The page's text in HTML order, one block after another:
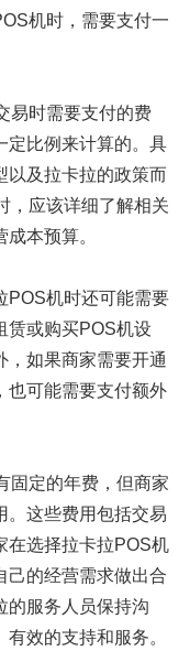
机时，需要支付一
易时需要支付的费
定比例来计算的。具
以及拉卡拉的政策而
，应该详细了解相关
本预算。
POS机时还可能需要
赁或购买POS机设
，如果商家需要开通
也可能需要支付额外
固定的年费，但商家
。这些费用包括交易
在选择拉卡拉POS机
己的经营需求做出合
的服务人员保持沟
效的支持和服务。